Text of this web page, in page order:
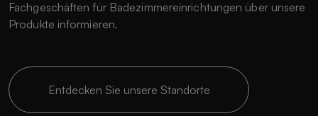
Fachgeschäften für Badezimmereinrichtungen über unsere
Produkte informieren.
Entdecken Sie unsere Standorte